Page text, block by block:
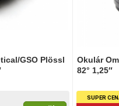
GSO Plössl
Okulár
82° 1,25″
SUPER